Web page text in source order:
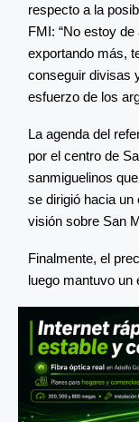
respecto a la
FMI: “No estoy
exportando más,
conseguir divisas
esfuerzo de los
La agenda del
por el centro de
sanmiguelinos
se dirigió hacia
visión sobre San
Finalmente, el
luego mantuvo un